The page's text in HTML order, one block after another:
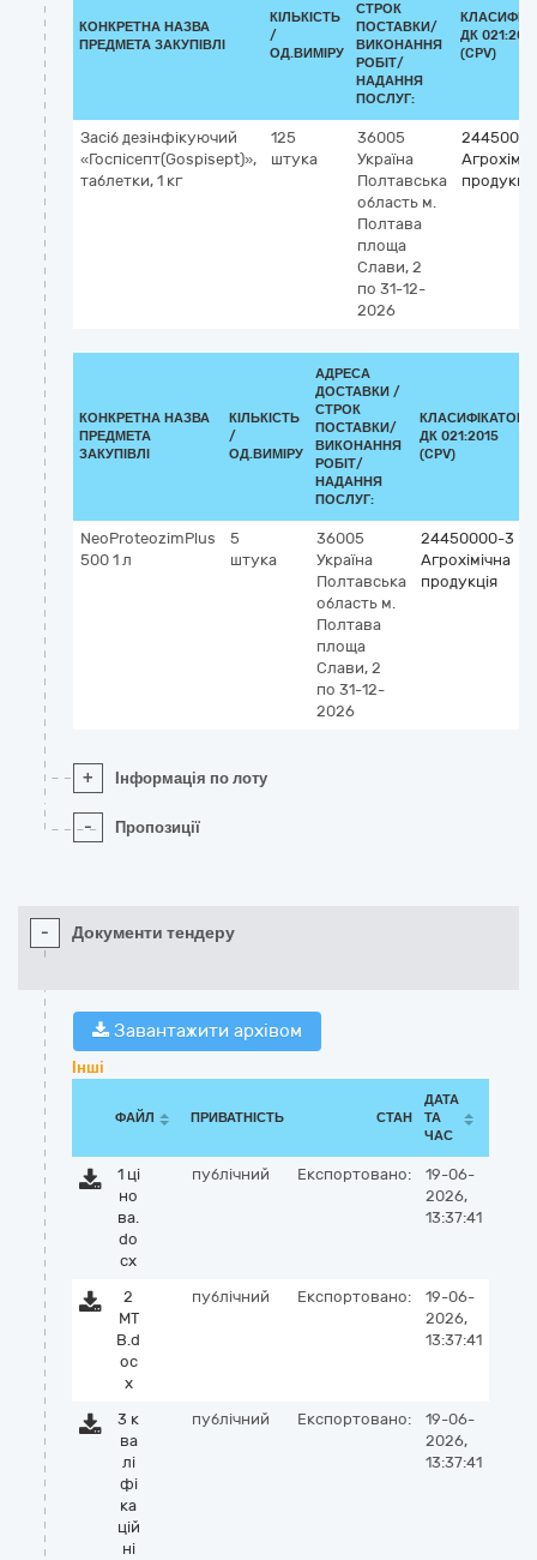
КОНКРЕТНА НАЗВА
ПРЕДМЕТА ЗАКУПІВЛІ
КІЛЬКІСТЬ
/
ОД.ВИМІРУ
СТРОК
ПОСТАВКИ/
ВИКОНАННЯ
РОБІТ/
НАДАННЯ
ПОСЛУГ:
ДК
(CPV)
Засіб дезінфікуючий
«Госпісепт(Gospisept)»,
таблетки, 1 кг
125
штука
36005
Україна
Полтавська
область м.
Полтава
площа
Слави, 2
по 31-12-
2026
продукція
КОНКРЕТНА НАЗВА
ПРЕДМЕТА
ЗАКУПІВЛІ
КІЛЬКІСТЬ
/
ОД.ВИМІРУ
АДРЕСА
ДОСТАВКИ /
СТРОК
ПОСТАВКИ/
ВИКОНАННЯ
РОБІТ/
НАДАННЯ
ПОСЛУГ:
КЛАСИФІКАТОР
ДК 021:2015
(CPV)
NeoProteozimPlus
500 1 л
5
штука
36005
Україна
Полтавська
область м.
Полтава
площа
Слави, 2
по 31-12-
2026
24450000-3
Агрохімічна
продукція
+ Інформація по лоту
- Пропозиції
- Документи тендеру
Завантажити архівом
Інші
ФАЙЛ ПРИВАТНІСТЬ СТАН
ДАТА
ТА
ЧАС
1 ці
но
ва.
do
cx
публічний Експортовано:
19-06-
2026,
13:37:41
2
МТ
В.d
oc
x
публічний Експортовано:
19-06-
2026,
13:37:41
3 к
ва
лі
фі
ка
цій
ні
публічний Експортовано:
19-06-
2026,
13:37:41